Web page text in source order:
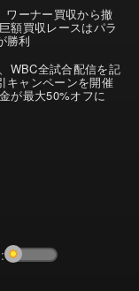
ワーナー買収から撤
額買収レースはパラ
勝利
WBC全試合配信を記
キャンペーンを開催
が最大50%オフに